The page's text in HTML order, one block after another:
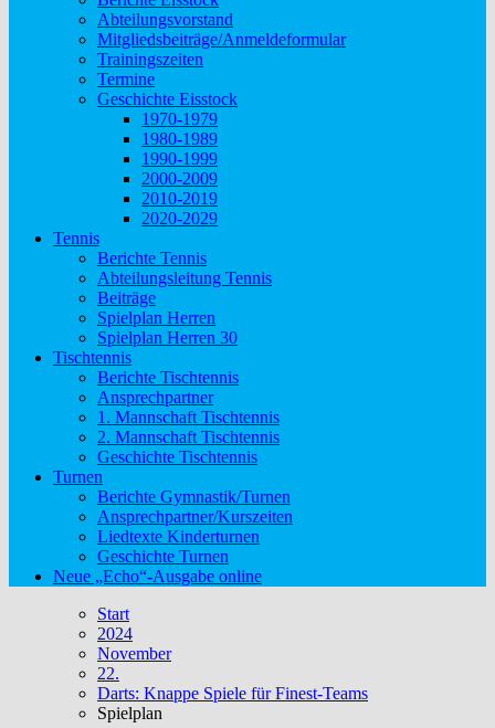
Abteilungsvorstand
Mitgliedsbeiträge/Anmeldeformular
Trainingszeiten
Termine
Geschichte Eisstock
1970-1979
1980-1989
1990-1999
2000-2009
2010-2019
2020-2029
Tennis
Berichte Tennis
Abteilungsleitung Tennis
Beiträge
Spielplan Herren
Spielplan Herren 30
Tischtennis
Berichte Tischtennis
Ansprechpartner
1. Mannschaft Tischtennis
2. Mannschaft Tischtennis
Geschichte Tischtennis
Turnen
Berichte Gymnastik/Turnen
Ansprechpartner/Kurszeiten
Liedtexte Kinderturnen
Geschichte Turnen
Neue „Echo“-Ausgabe online
Start
2024
November
22.
Darts: Knappe Spiele für Finest-Teams
Spielplan